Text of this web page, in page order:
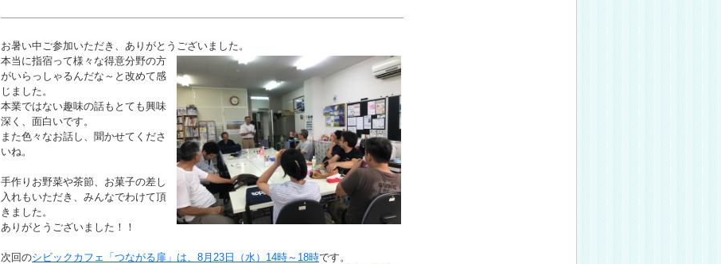
お暑い中ご参加いただき、ありがとうございました。
本当に指宿って様々な得意分野の方
がいらっしゃるんだな～と改めて感
じました。
本業ではない趣味の話もとても興味
深く、面白いです。
また色々なお話し、聞かせてくださ
いね。
手作りお野菜や茶節、お菓子の差し
入れもいただき、みんなでわけて頂
きました。
ありがとうございました！！
次回のシビックカフェ「つながる扉」は、8月23日（水）14時～18時です。